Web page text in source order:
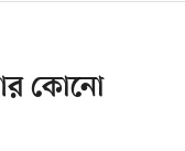
কোনো